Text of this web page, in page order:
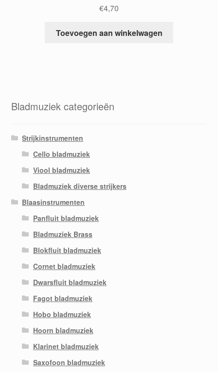
€4,70
Toevoegen aan winkelwagen
Bladmuziek categorieën
Strijkinstrumenten
Cello bladmuziek
Viool bladmuziek
Bladmuziek diverse strijkers
Blaasinstrumenten
Panfluit bladmuziek
Bladmuziek Brass
Blokfluit bladmuziek
Cornet bladmuziek
Dwarsfluit bladmuziek
Fagot bladmuziek
Hobo bladmuziek
Hoorn bladmuziek
Klarinet bladmuziek
Saxofoon bladmuziek